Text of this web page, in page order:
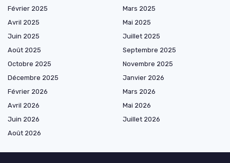
Février 2025
Mars 2025
Avril 2025
Mai 2025
Juin 2025
Juillet 2025
Août 2025
Septembre 2025
Octobre 2025
Novembre 2025
Décembre 2025
Janvier 2026
Février 2026
Mars 2026
Avril 2026
Mai 2026
Juin 2026
Juillet 2026
Août 2026